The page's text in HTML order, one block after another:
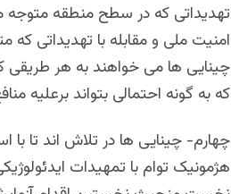
تهدیداتی که در سطح منطقه متوجه
امنیت ملی و مقابله با تهدیداتی
چینایی ها می خواهند به هر طریقی
که به گونه احتمالی بتواند برعلیه
چهارم- چینایی ها در تلاش اند تا با
هژمونیک توام با تمهیدات